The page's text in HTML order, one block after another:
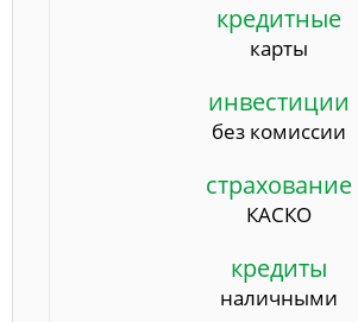
кредитные
карты
инвестиции
без комиссии
страхование
КАСКО
кредиты
наличными